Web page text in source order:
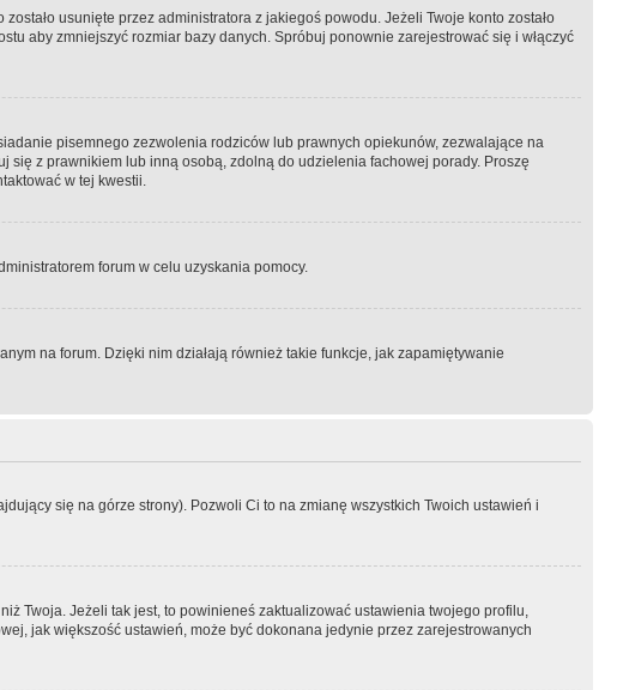
usunięte przez administratora z jakiegoś powodu. Jeżeli Twoje konto zostało
aby zmniejszyć rozmiar bazy danych. Spróbuj ponownie zarejestrować się i włączyć
pisemnego zezwolenia rodziców lub prawnych opiekunów, zezwalające na
z prawnikiem lub inną osobą, zdolną do udzielenia fachowej porady. Proszę
w tej kwestii.
forum w celu uzyskania pomocy.
na forum. Dzięki nim działają również takie funkcje, jak zapamiętywanie
się na górze strony). Pozwoli Ci to na zmianę wszystkich Twoich ustawień i
Twoja. Jeżeli tak jest, to powinieneś zaktualizować ustawienia twojego profilu,
jak większość ustawień, może być dokonana jedynie przez zarejestrowanych